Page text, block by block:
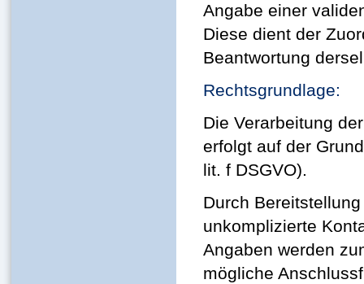
Angabe einer
Diese dient der
Beantwortung
Rechtsgrundlage:
Die Verarbeitung
erfolgt auf der
lit. f DSGVO).
Durch
unkomplizierte
Angaben werden
mögliche